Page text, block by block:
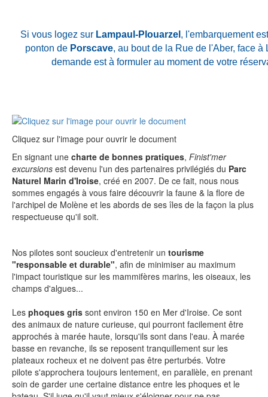
Si vous logez sur Lampaul-Plouarzel , l'embarquement
ponton de Porscave, au bout de la Rue de l'Aber, face à
demande est à formuler au moment de votre
Cliquez sur l'image pour ouvrir le document
En signant une charte de bonnes pratiques, Finist'mer
excursions est devenu l'un des partenaires privilégiés du Parc
Naturel Marin d'Iroise, créé en 2007. De ce fait, nous nous
sommes engagés à vous faire découvrir la faune & la flore de
l'archipel de Molène et les abords de ses îles de la façon la plus
respectueuse qu'il soit.
Nos pilotes sont soucieux d'entretenir un tourisme
"responsable et durable", afin de minimiser au maximum
l'impact touristique sur les mammifères marins, les oiseaux, les
champs d'algues...
Les phoques gris sont environ 150 en Mer d'Iroise. Ce sont
des animaux de nature curieuse, qui pourront facilement être
approchés à marée haute, lorsqu'ils sont dans l'eau. À marée
basse en revanche, ils se reposent tranquillement sur les
plateaux rocheux et ne doivent pas être perturbés. Votre
pilote s'approchera toujours lentement, en parallèle, en prenant
soin de garder une certaine distance entre les phoques et le